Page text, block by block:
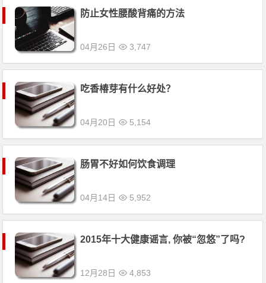
防止女性腰酸背痛的方法
04月26日 3,747
吃香椿芽有什么好处？
04月20日 5,154
肠胃不好如何饮食调理
04月14日 5,952
2015年十大健康谣言, 你被“忽悠”了吗?
12月28日 4,853